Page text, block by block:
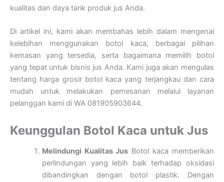
kualitas dan daya tarik produk jus Anda.
Di artikel ini, kami akan membahas lebih dalam mengenai
kelebihan menggunakan botol kaca, berbagai pilihan
kemasan yang tersedia, serta bagaimana memilih botol
yang tepat untuk bisnis jus Anda. Kami juga akan mengulas
tentang harga grosir botol kaca yang terjangkau dan cara
mudah untuk melakukan pemesanan melalui layanan
pelanggan kami di WA 081905903644.
Keunggulan Botol Kaca untuk Jus
Melindungi Kualitas Jus Botol kaca memberikan
perlindungan yang lebih baik terhadap oksidasi
dibandingkan dengan botol plastik. Dengan